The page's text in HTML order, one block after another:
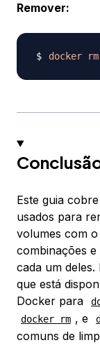
Remover:
docker rm
Este guia
usados para
volumes com
combinações
cada um
que está
Docker para
docker rm , e
comuns de